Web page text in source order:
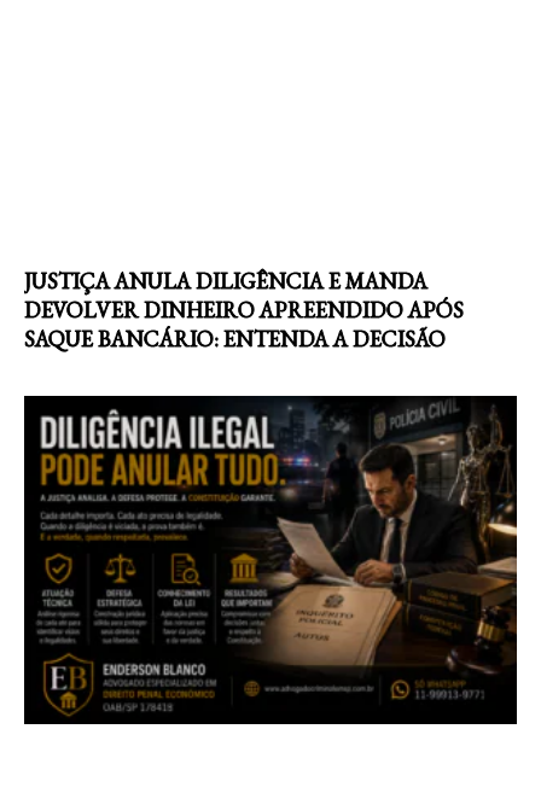
JUSTIÇA ANULA DILIGÊNCIA E MANDA
DEVOLVER DINHEIRO APREENDIDO APÓS
SAQUE BANCÁRIO: ENTENDA A DECISÃO